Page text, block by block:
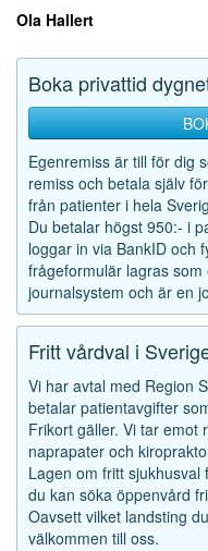
Ola Hallert
Boka privattid
Egenremiss är till för dig
remiss och betala själv
från patienter i hela
Du betalar högst 950:- i
loggar in via BankID och
frågeformulär lagras som
journalsystem och är en
Fritt vårdval i
Vi har avtal med Region
betalar patientavgifter
Frikort gäller. Vi tar emot
naprapater och
Lagen om fritt
du kan söka öppenvård
Oavsett vilket landsting
välkommen till oss.